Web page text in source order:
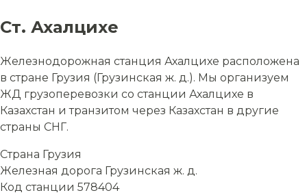
Ст. Ахалцихе
Железнодорожная станция Ахалцихе расположена
в стране Грузия (Грузинская ж. д.). Мы организуем
ЖД грузоперевозки со станции Ахалцихе в
Казахстан и транзитом через Казахстан в другие
страны СНГ.
Страна Грузия
Железная дорога Грузинская ж. д.
Код станции 578404